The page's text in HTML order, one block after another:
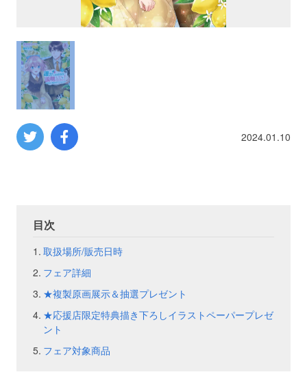
2024.01.10
目次
取扱場所/販売日時
フェア詳細
★複製原画展示＆抽選プレゼント
★応援店限定特典描き下ろしイラストペーパープレゼ
ント
フェア対象商品
ミリタリー
お問い合わせ